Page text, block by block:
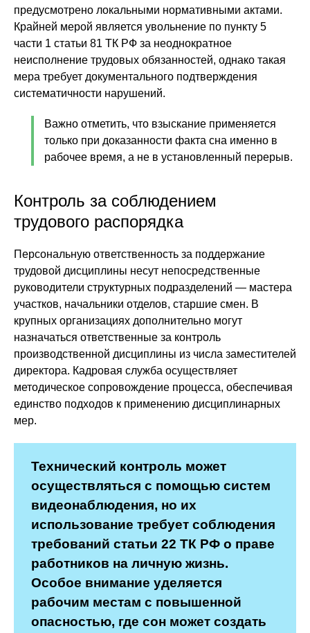
предусмотрено локальными нормативными актами.
Крайней мерой является увольнение по пункту 5
части 1 статьи 81 ТК РФ за неоднократное
неисполнение трудовых обязанностей, однако такая
мера требует документального подтверждения
систематичности нарушений.
Важно отметить, что взыскание применяется
только при доказанности факта сна именно в
рабочее время, а не в установленный перерыв.
Контроль за соблюдением
трудового распорядка
Персональную ответственность за поддержание
трудовой дисциплины несут непосредственные
руководители структурных подразделений — мастера
участков, начальники отделов, старшие смен. В
крупных организациях дополнительно могут
назначаться ответственные за контроль
производственной дисциплины из числа заместителей
директора. Кадровая служба осуществляет
методическое сопровождение процесса, обеспечивая
единство подходов к применению дисциплинарных
мер.
Технический контроль может
осуществляться с помощью систем
видеонаблюдения, но их
использование требует соблюдения
требований статьи 22 ТК РФ о праве
работников на личную жизнь.
Особое внимание уделяется
рабочим местам с повышенной
опасностью, где сон может создать